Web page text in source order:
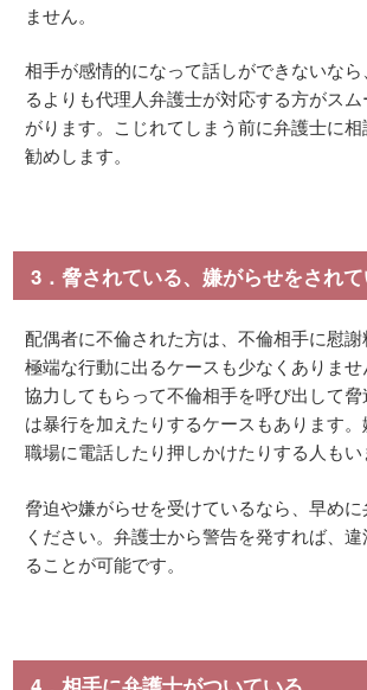
ません。
相手が感情的になって話しができないな
るよりも代理人弁護士が対応する方がス
がります。こじれてしまう前に弁護士に
勧めします。
3．脅されている、嫌がらせをされ
配偶者に不倫された方は、不倫相手に慰
極端な行動に出るケースも少なくありま
協力してもらって不倫相手を呼び出して
は暴行を加えたりするケースもあります
職場に電話したり押しかけたりする人もい
脅迫や嫌がらせを受けているなら、早め
ください。弁護士から警告を発すれば、
ることが可能です。